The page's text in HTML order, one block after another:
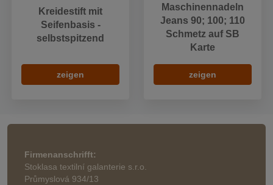
Kreidestift mit
Seifenbasis -
selbstspitzend
zeigen
Maschinennadeln
Jeans 90; 100; 110
Schmetz auf SB
Karte
zeigen
Firmenanschrifft:
Stoklasa textilní galanterie s.r.o.
Průmyslová 934/13